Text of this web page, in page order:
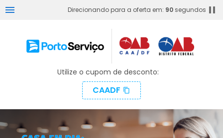
menu Direcionando para a oferta em: 90 segundos pause
Utilize o cupom de desconto:
CAADF content_copy